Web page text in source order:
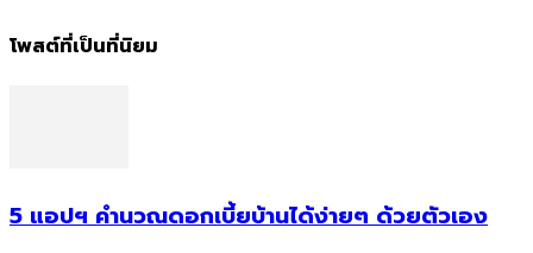
โพสต์ที่เป็นที่นิยม
5 แอปฯ คำนวณดอกเบี้ยบ้านได้ง่ายๆ ด้วยตัวเอง